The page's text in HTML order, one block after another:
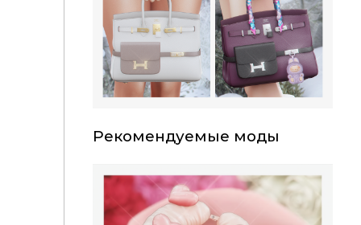
Рекомендуемые моды